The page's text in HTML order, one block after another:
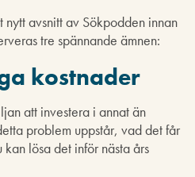
avsnitt av Sökpodden innan
tre spännande ämnen:
kostnader
att investera i annat än
problem uppstår, vad det får
lösa det inför nästa års